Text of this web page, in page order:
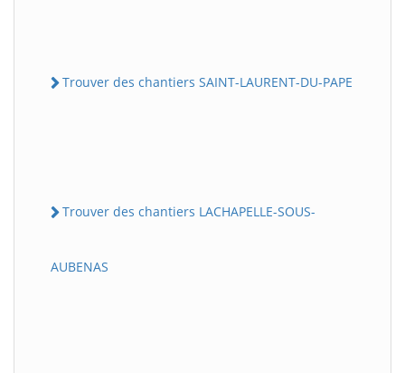
Trouver des chantiers SAINT-LAURENT-DU-PAPE
Trouver des chantiers LACHAPELLE-SOUS-
AUBENAS